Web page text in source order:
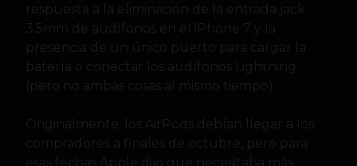
respuesta a la eliminación de la entrada jack
3.5mm de audífonos en el iPhone 7 y la
presencia de un único puerto para cargar la
batería o conectar los audífonos Lightning
(pero no ambas cosas al mismo tiempo).
Originalmente, los AirPods debían llegar a los
compradores a finales de octubre, pero para
esas fechas Apple dijo que necesitaba más